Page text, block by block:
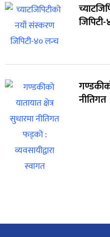
नीतिगत